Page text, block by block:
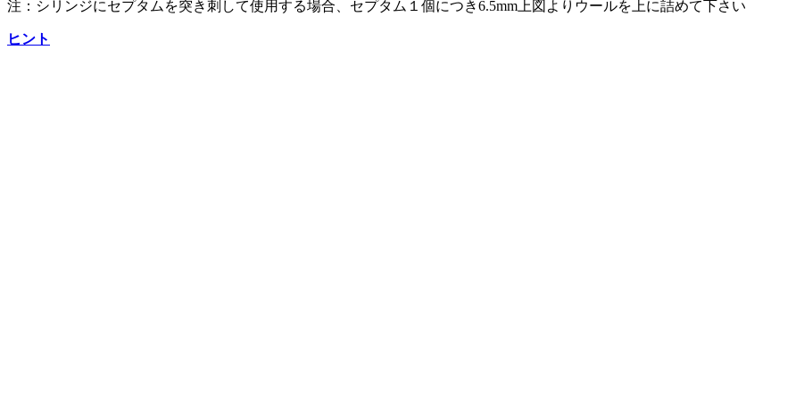
注：シリンジにセプタムを突き刺して使用する場合、セプタム１個につき6.5mm上図よりウールを上に詰めて下さい
ヒント